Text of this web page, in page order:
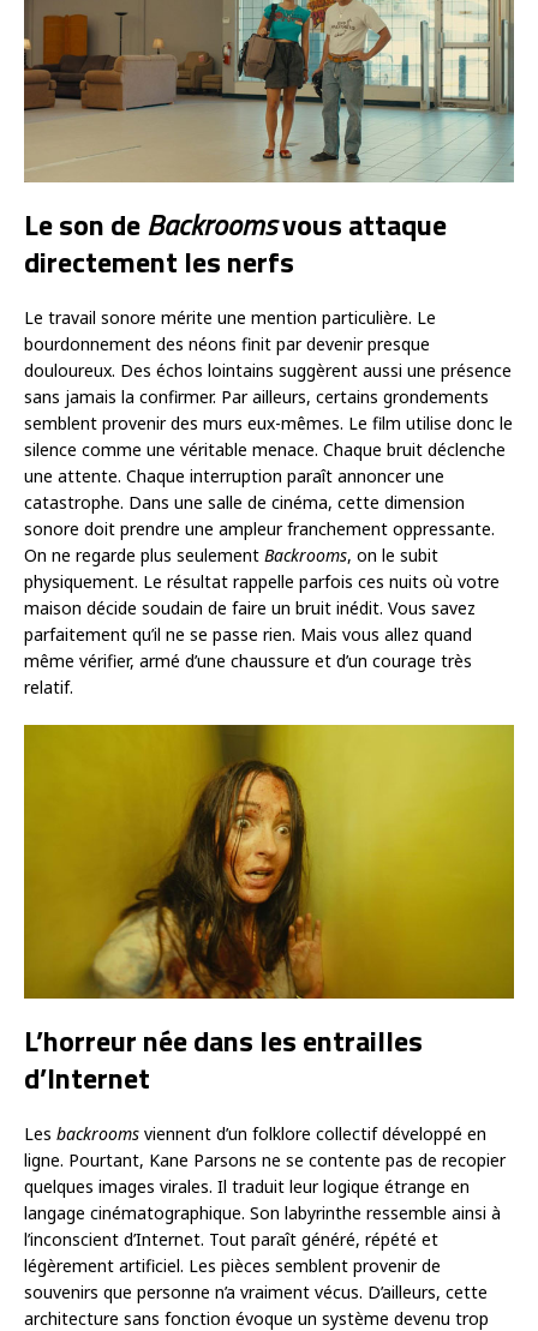
Le son deBackroomsvous attaque
directement les nerfs
Le travail sonore mérite une mention particulière. Le
bourdonnement des néons finit par devenir presque
douloureux. Des échos lointains suggèrent aussi une présence
sans jamais la confirmer. Par ailleurs, certains grondements
semblent provenir des murs eux-mêmes. Le film utilise donc le
silence comme une véritable menace. Chaque bruit déclenche
une attente. Chaque interruption paraît annoncer une
catastrophe. Dans une salle de cinéma, cette dimension
sonore doit prendre une ampleur franchement oppressante.
On ne regarde plus seulement Backrooms, on le subit
physiquement. Le résultat rappelle parfois ces nuits où votre
maison décide soudain de faire un bruit inédit. Vous savez
parfaitement qu’il ne se passe rien. Mais vous allez quand
même vérifier, armé d’une chaussure et d’un courage très
relatif.
L’horreur née dans les entrailles
d’Internet
Les backrooms viennent d’un folklore collectif développé en
ligne. Pourtant, Kane Parsons ne se contente pas de recopier
quelques images virales. Il traduit leur logique étrange en
langage cinématographique. Son labyrinthe ressemble ainsi à
l’inconscient d’Internet. Tout paraît généré, répété et
légèrement artificiel. Les pièces semblent provenir de
souvenirs que personne n’a vraiment vécus. D’ailleurs, cette
architecture sans fonction évoque un système devenu trop